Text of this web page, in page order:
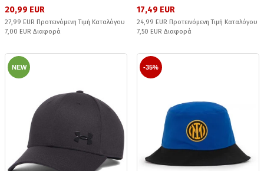
20,99 EUR
27,99 EUR Προτεινόμενη Τιμή Καταλόγου
7,00 EUR Διαφορά
17,49 EUR
24,99 EUR Προτεινόμενη Τιμή Καταλόγου
7,50 EUR Διαφορά
NEW -35%